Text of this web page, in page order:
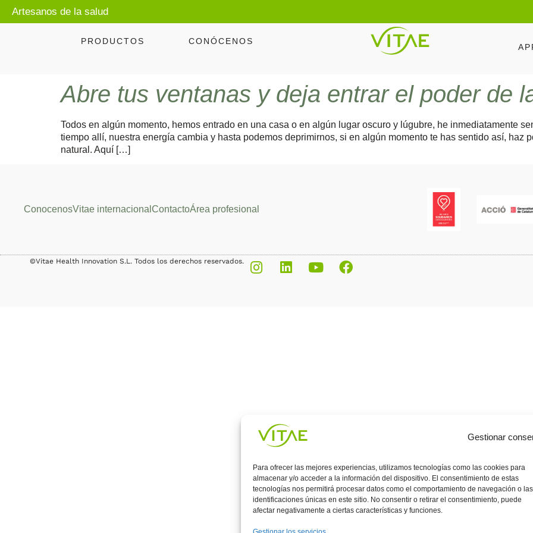
Gestionar
Para ofrecer las mejores experiencias, utilizamos tecnologías como las cookies para
almacenar y/o acceder a la información del dispositivo. El consentimiento de estas
tecnologías nos permitirá procesar datos como el comportamiento de navegación o las
identificaciones únicas en este sitio. No consentir o retirar el consentimiento, puede
afectar negativamente a ciertas características y funciones.
Artesanos de la salud
PRODUCTOS CONÓCENOS
Abre tus ventanas y deja entrar el poder de
Todos en algún momento, hemos entrado en una casa o en algún lugar oscuro y lúgubre, he inmediatamente
tiempo allí, nuestra energía cambia y hasta podemos deprimirnos, si en algún momento te has sentido así, haz
natural. Aquí […]
ConocenosVitae internacional ContactoÁrea profesional
©Vitae Health Innovation S.L. Todos los derechos reservados.